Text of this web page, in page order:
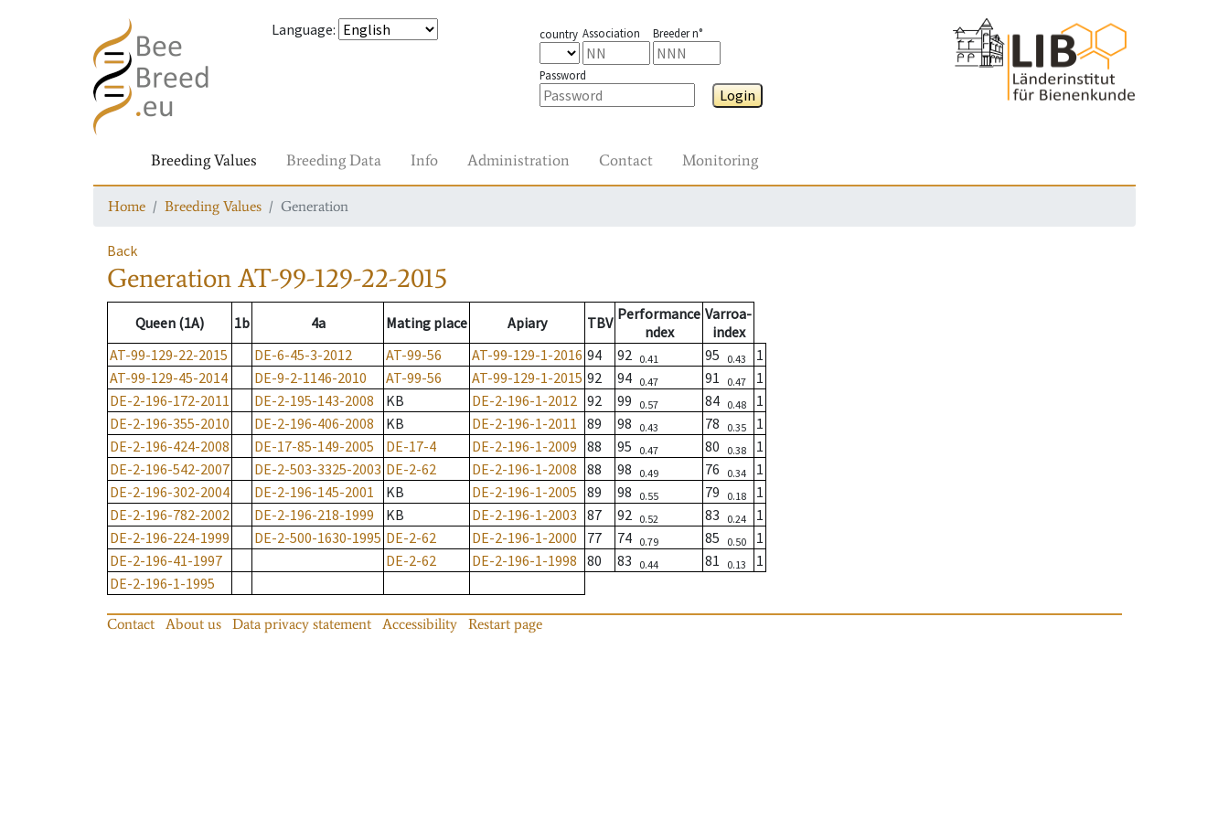
Language: country Association Breeder n°
Password
Login
Breeding Values Breeding Data Info Administration Contact Monitoring
Home Breeding Values Generation
Back
GenerationAT-99-129-22-2015
Queen (1A) 1b 4a Mating place Apiary TBV Performance
ndex
Varroa-
index
AT-99-129-22-2015
DE-6-45-3-2012 AT-99-56 AT-99-129-1-2016 94 92 0.41 95 0.43
1
AT-99-129-45-2014
DE-9-2-1146-2010 AT-99-56 AT-99-129-1-2015 92 94 0.47 91 0.47
1
DE-2-196-172-2011
DE-2-195-143-2008 KB DE-2-196-1-2012 92 99 0.57 84 0.48
1
DE-2-196-355-2010
DE-2-196-406-2008 KB DE-2-196-1-2011 89 98 0.43 78 0.35
1
DE-2-196-424-2008
DE-17-85-149-2005 DE-17-4 DE-2-196-1-2009 88 95 0.47 80 0.38
1
DE-2-196-542-2007
DE-2-503-3325-2003 DE-2-62 DE-2-196-1-2008 88 98 0.49 76 0.34
1
DE-2-196-302-2004
DE-2-196-145-2001 KB DE-2-196-1-2005 89 98 0.55 79 0.18
1
DE-2-196-782-2002
DE-2-196-218-1999 KB DE-2-196-1-2003 87 92 0.52 83 0.24
1
DE-2-196-224-1999
DE-2-500-1630-1995 DE-2-62 DE-2-196-1-2000 77 74 0.79 85 0.50
1
DE-2-196-41-1997
DE-2-62 DE-2-196-1-1998 80 83 0.44 81 0.13
1
DE-2-196-1-1995
Contact About us Data privacy statement Accessibility Restart page